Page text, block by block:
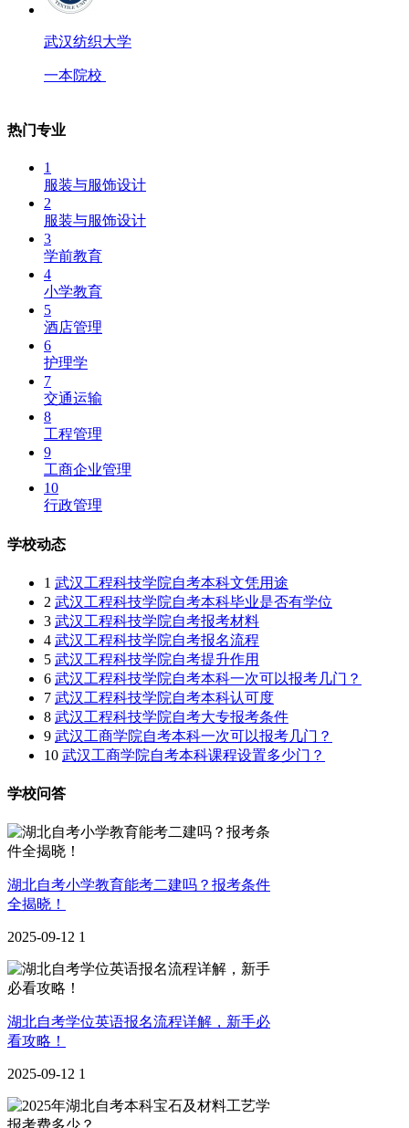
武汉纺织大学
一本院校
热门专业
1
服装与服饰设计
2
服装与服饰设计
3
学前教育
4
小学教育
5
酒店管理
6
护理学
7
交通运输
8
工程管理
9
工商企业管理
10
行政管理
学校动态
1 武汉工程科技学院自考本科文凭用途
2 武汉工程科技学院自考本科毕业是否有学位
3 武汉工程科技学院自考报考材料
4 武汉工程科技学院自考报名流程
5 武汉工程科技学院自考提升作用
6 武汉工程科技学院自考本科一次可以报考几门？
7 武汉工程科技学院自考本科认可度
8 武汉工程科技学院自考大专报考条件
9 武汉工商学院自考本科一次可以报考几门？
10 武汉工商学院自考本科课程设置多少门？
学校问答
湖北自考小学教育能考二建吗？报考条件
全揭晓！
2025-09-12 1
湖北自考学位英语报名流程详解，新手必
看攻略！
2025-09-12 1